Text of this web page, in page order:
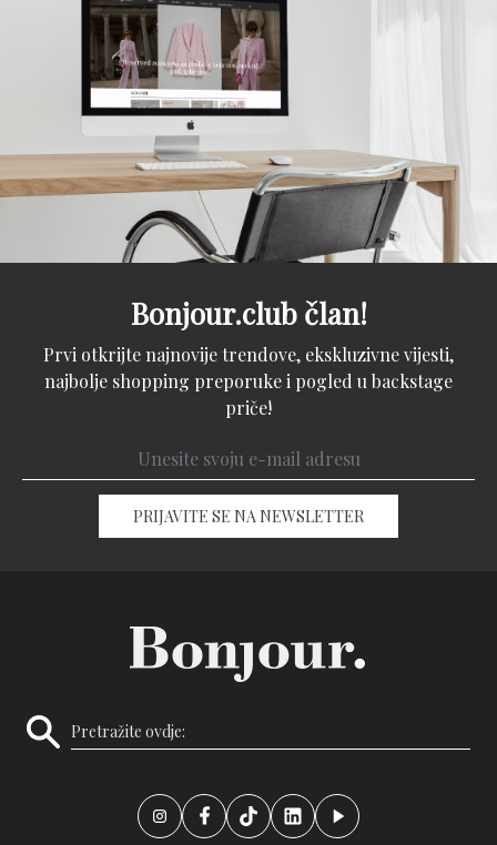
Bonjour.club član!
Prvi otkrijte najnovije trendove, ekskluzivne vijesti,
najbolje shopping preporuke i pogled u backstage
priče!
PRIJAVITE SE NA NEWSLETTER